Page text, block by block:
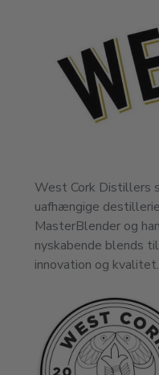
West Cork Distillers
uafhængige
MasterBlender og
nyskabende blends
innovation og kvalitet.